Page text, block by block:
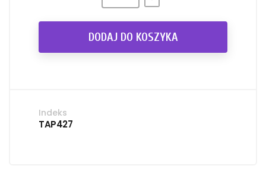
DODAJ DO KOSZYKA
Indeks
TAP427